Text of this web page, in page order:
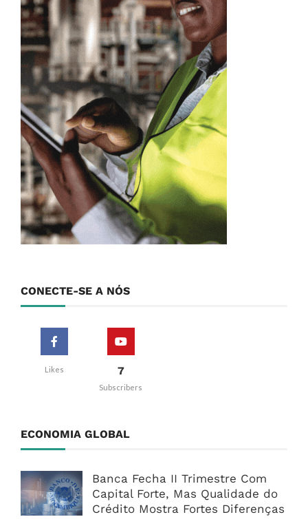
CONECTE-SE A NÓS
Likes 7
Subscribers
ECONOMIA GLOBAL
Banca Fecha II Trimestre Com
Capital Forte, Mas Qualidade do
Crédito Mostra Fortes Diferenças